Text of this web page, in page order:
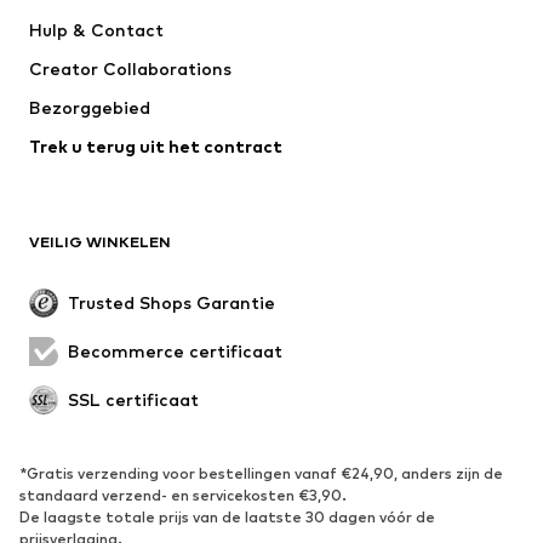
WE Fashion
Hulp & Contact
Creator Collaborations
Bezorggebied
Trek u terug uit het contract
VEILIG WINKELEN
Trusted Shops Garantie
Becommerce certificaat
SSL certificaat
*Gratis verzending voor bestellingen vanaf €24,90, anders zijn de
standaard verzend- en servicekosten €3,90.
De laagste totale prijs van de laatste 30 dagen vóór de
prijsverlaging.